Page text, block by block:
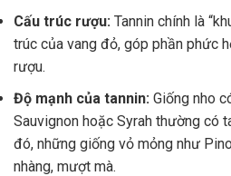
Cấu trúc rượu: Tannin chính là
trúc của vang đỏ, góp phần phức
rượu.
Độ mạnh của tannin: Giống nho
Sauvignon hoặc Syrah thường có
đó, những giống vỏ mỏng như
nhàng, mượt mà.